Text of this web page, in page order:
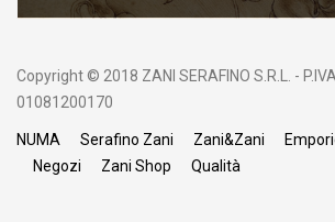
Copyright © 2018 ZANI SERAFINO S.R.L. -
01081200170
NUMA Serafino Zani Zani&Zani
Negozi
Zani Shop Qualità